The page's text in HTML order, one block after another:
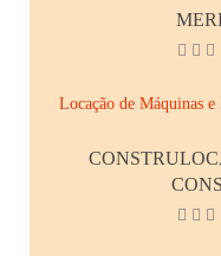
Locação de Máquinas e